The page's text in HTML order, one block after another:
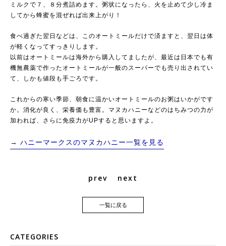
ミルクで７、８分煮詰めます。粥状になったら、火を止めて少し冷ま
してから蜂蜜を混ぜれば出来上がり！
食べ過ぎた翌日などは、このオートミールだけで済ますと、翌日は体
が軽くなってすっきりします。
以前はオートミールは海外から購入してましたが、最近は日本でも有
機無農薬で作ったオートミールが一般のスーパーでも売り出されてい
て、しかも値段も手ごろです。
これからの寒い季節、朝食に温かいオートミールのお粥はいかがです
か。消化が良く、栄養価も豊富。マヌカハニーなどのはちみつの力が
加われば、さらに免疫力がUPすると思いますよ。
→ ハニーマークスのマヌカハニー一覧を見る
prev next
一覧に戻る
CATEGORIES